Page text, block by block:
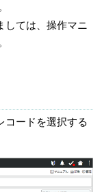
しては、操作マニ
コードを選択する